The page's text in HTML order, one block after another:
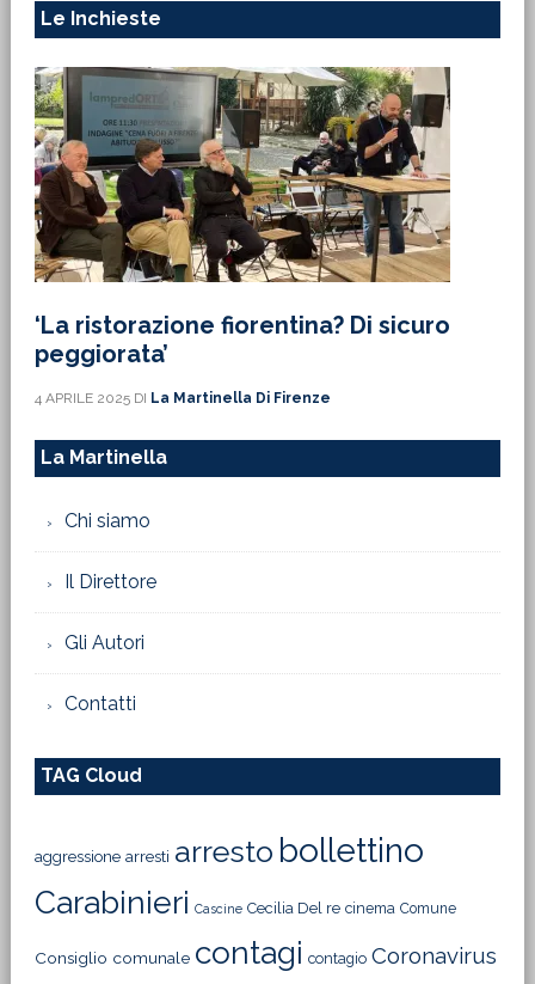
Le Inchieste
‘La ristorazione fiorentina? Di sicuro
peggiorata’
4 APRILE 2025DI La Martinella Di Firenze
La Martinella
Chi siamo
Il Direttore
Gli Autori
Contatti
TAG Cloud
aggressione arresti arresto bollettino
Carabinieri Cascine Cecilia Del re cinema Comune
Consiglio comunale contagi contagio Coronavirus